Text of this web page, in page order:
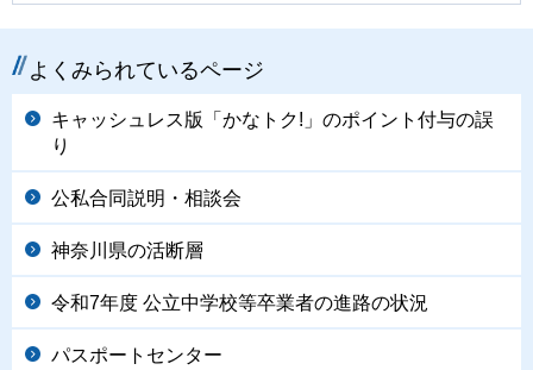
よくみられているページ
キャッシュレス版「かなトク!」のポイント付与の誤
り
公私合同説明・相談会
神奈川県の活断層
令和7年度 公立中学校等卒業者の進路の状況
パスポートセンター